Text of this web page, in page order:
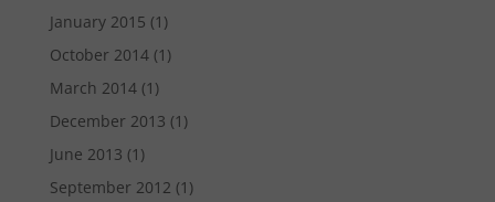
January 2015 (1)
October 2014(1)
March 2014(1)
December 2013 (1)
June 2013 (1)
September 2012 (1)